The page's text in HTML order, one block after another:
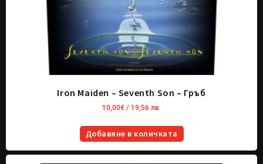
Iron Maiden – Seventh Son – Гръб
10,00€ / 19,56 лв.
Добавяне в количката